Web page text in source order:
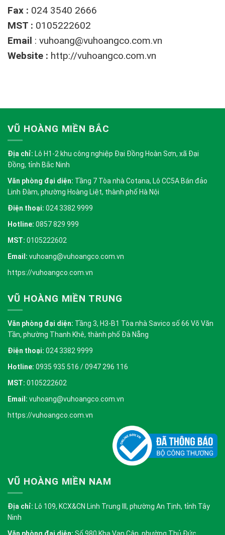
Fax : 024 3540 2666
MST : 0105222602
Email : vuhoang@vuhoangco.com.vn
Website : http://vuhoangco.com.vn
VŨ HOÀNG MIỀN BẮC
Địa chỉ: Lô H1-2 khu công nghiệp Đại Đồng Hoàn Sơn, xã Đại
Đồng, tỉnh Bắc Ninh
Văn phòng đại diện: Tầng 7 Tòa nhà Cotana, Lô CC5A Bán đảo
Linh Đàm, phường Hoàng Liệt, thành phố Hà Nội
Điện thoại: 024 3382 9999
Hotline: 0857 829 999
MST: 0105222602
Email: vuhoang@vuhoangco.com.vn
https://vuhoangco.com.vn
VŨ HOÀNG MIỀN TRUNG
Văn phòng đại diện: Tầng 3, H3-B1 Tòa nhà Savico số 66 Võ Văn
Tần, phường Thanh Khê, thành phố Đà Nẵng
Điện thoại: 024 3382 9999
Hotline: 0935 935 516 / 0947 296 116
MST: 0105222602
Email: vuhoang@vuhoangco.com.vn
https://vuhoangco.com.vn
VŨ HOÀNG MIỀN NAM
Địa chỉ: Lô 109, KCX&CN Linh Trung III, phường An Tịnh, tỉnh Tây
Ninh
Văn phòng đại diện: Số 980 Kha Vạn Cân, phường Thủ Đức,